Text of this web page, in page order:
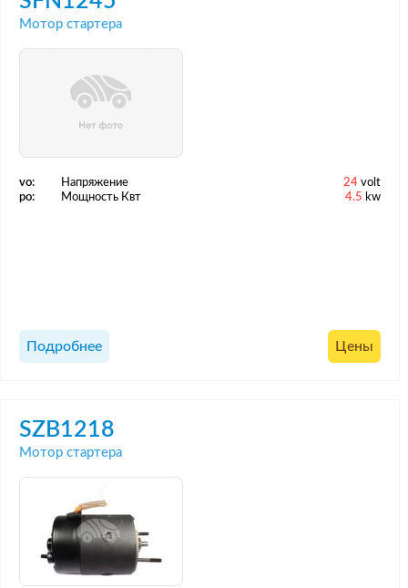
Мотор стартера
vo: Напряжение 24 volt
po:
Мощность Квт 4.5 kw
Подробнее Цены
SZB1218
Мотор стартера